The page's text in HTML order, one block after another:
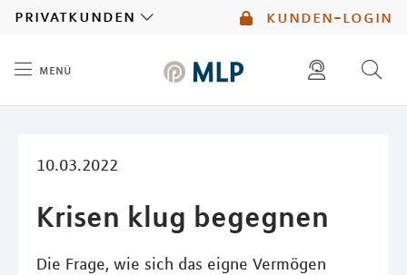
kunden-login
privatkunden
menü
10.03.2022
Krisen klug begegnen
Die Frage, wie sich das eigne Vermögen